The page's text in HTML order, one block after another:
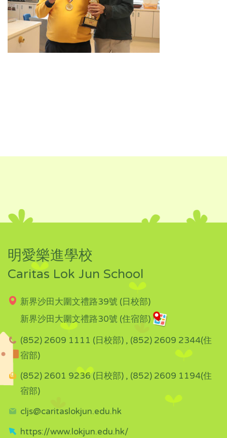
明愛樂進學校
Caritas Lok Jun School
新界沙田大圍文禮路39號 (日校部)
新界沙田大圍文禮路30號 (住宿部)
(852) 2609 1111 (日校部) , (852) 2609 2344(住
宿部)
(852) 2601 9236 (日校部) , (852) 2609 1194(住
宿部)
cljs@caritaslokjun.edu.hk
https://www.lokjun.edu.hk/